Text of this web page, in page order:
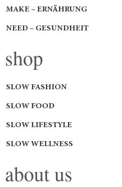
MAKE – ERNÄHRUNG
NEED – GESUNDHEIT
shop
SLOW FASHION
SLOW FOOD
SLOW LIFESTYLE
SLOW WELLNESS
about us